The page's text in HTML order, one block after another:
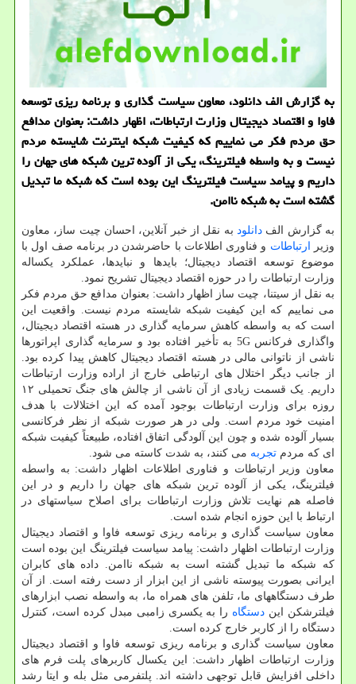
به گزارش الف دانلود، معاون سیاست گذاری و برنامه ریزی توسعه
فاوا و اقتصاد دیجیتال وزارت ارتباطات، اظهار داشت: بعنوان مدافع
حق مردم فکر می نماییم که کیفیت شبکه اینترنت شایسته مردم
نیست و به واسطه فیلترینگ، یکی از آلوده ترین شبکه های جهان را
داریم و پیامد سیاست فیلترینگ این بوده است که شبکه ما تبدیل
گشته است به شبکه ناامن.
به گزارش الف دانلود به نقل از خبر آنلاین، احسان چیت ساز، معاون
وزیر ارتباطات و فناوری اطلاعات با حاضرشدن در برنامه صف اول با
موضوع توسعه اقتصاد دیجیتال؛ بایدها و نبایدها، عملکرد یکساله
وزارت ارتباطات را در حوزه اقتصاد دیجیتال تشریح نمود.
به نقل از سیتنا، چیت ساز اظهار داشت: بعنوان مدافع حق مردم فکر
می نماییم که این کیفیت شبکه شایسته مردم نیست. واقعیت این
است که به واسطه کاهش سرمایه گذاری در هسته اقتصاد دیجیتال،
واگذاری فرکانس 5G به تأخیر افتاده بود و سرمایه گذاری اپراتورها
ناشی از ناتوانی مالی در هسته اقتصاد دیجیتال کاهش پیدا کرده بود.
از جانب دیگر اختلال های ارتباطی خارج از اراده وزارت ارتباطات
داریم. یک قسمت زیادی از آن ناشی از چالش های جنگ تحمیلی ۱۲
روزه برای وزارت ارتباطات بوجود آمده که این اختلالات با هدف
امنیت خود مردم است. ولی در هر صورت شبکه از نظر فرکانسی
بسیار آلوده شده و چون این آلودگی اتفاق افتاده، طبیعتاً کیفیت شبکه
ای که مردم تجربه می کنند، به شدت کاسته می شود.
معاون وزیر ارتباطات و فناوری اطلاعات اظهار داشت: به واسطه
فیلترینگ، یکی از آلوده ترین شبکه های جهان را داریم و در این
فاصله هم نهایت تلاش وزارت ارتباطات برای اصلاح سیاستهای در
ارتباط با این حوزه انجام شده است.
معاون سیاست گذاری و برنامه ریزی توسعه فاوا و اقتصاد دیجیتال
وزارت ارتباطات اظهار داشت: پیامد سیاست فیلترینگ این بوده است
که شبکه ما تبدیل گشته است به شبکه ناامن. داده های کابران
ایرانی بصورت پیوسته ناشی از این ابزار از دست رفته است. از آن
طرف دستگاههای ما، تلفن های همراه ما، به واسطه نصب ابزارهای
فیلترشکن این دستگاه را به یکسری زامبی مبدل کرده است، کنترل
دستگاه را از کاربر خارج کرده است.
معاون سیاست گذاری و برنامه ریزی توسعه فاوا و اقتصاد دیجیتال
وزارت ارتباطات اظهار داشت: این یکسال کاربرهای پلت فرم های
داخلی افزایش قابل توجهی داشته اند. پلتفرمی مثل بله و ایتا رشد